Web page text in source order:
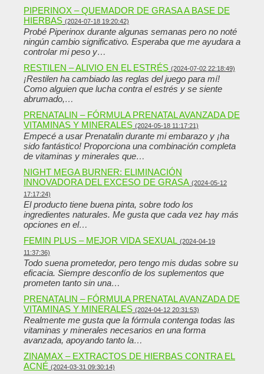
PIPERINOX – QUEMADOR DE GRASA A BASE DE
HIERBAS (2024-07-18 19:20:42)
Probé Piperinox durante algunas semanas pero no noté
ningún cambio significativo. Esperaba que me ayudara a
controlar mi peso y…
RESTILEN – ALIVIO EN EL ESTRÉS (2024-07-02 22:18:49)
¡Restilen ha cambiado las reglas del juego para mí!
Como alguien que lucha contra el estrés y se siente
abrumado,…
PRENATALIN – FÓRMULA PRENATAL AVANZADA DE
VITAMINAS Y MINERALES (2024-05-18 11:17:21)
Empecé a usar Prenatalin durante mi embarazo y ¡ha
sido fantástico! Proporciona una combinación completa
de vitaminas y minerales que…
NIGHT MEGA BURNER: ELIMINACIÓN
INNOVADORA DEL EXCESO DE GRASA (2024-05-12
17:17:24)
El producto tiene buena pinta, sobre todo los
ingredientes naturales. Me gusta que cada vez hay más
opciones en el…
FEMIN PLUS – MEJOR VIDA SEXUAL (2024-04-19
11:37:36)
Todo suena prometedor, pero tengo mis dudas sobre su
eficacia. Siempre desconfío de los suplementos que
prometen tanto sin una…
PRENATALIN – FÓRMULA PRENATAL AVANZADA DE
VITAMINAS Y MINERALES (2024-04-12 20:31:53)
Realmente me gusta que la fórmula contenga todas las
vitaminas y minerales necesarios en una forma
avanzada, apoyando tanto la…
ZINAMAX – EXTRACTOS DE HIERBAS CONTRA EL
ACNÉ (2024-03-31 09:30:14)